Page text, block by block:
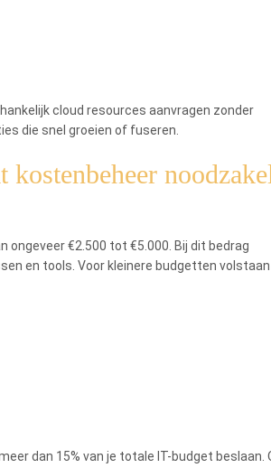
cloud resources aanvragen zonder
die snel groeien of fuseren.
ongeveer €2.500 tot €5.000. Bij dit bedrag
en tools. Voor kleinere budgetten
dan 15% van je totale IT-budget beslaan.